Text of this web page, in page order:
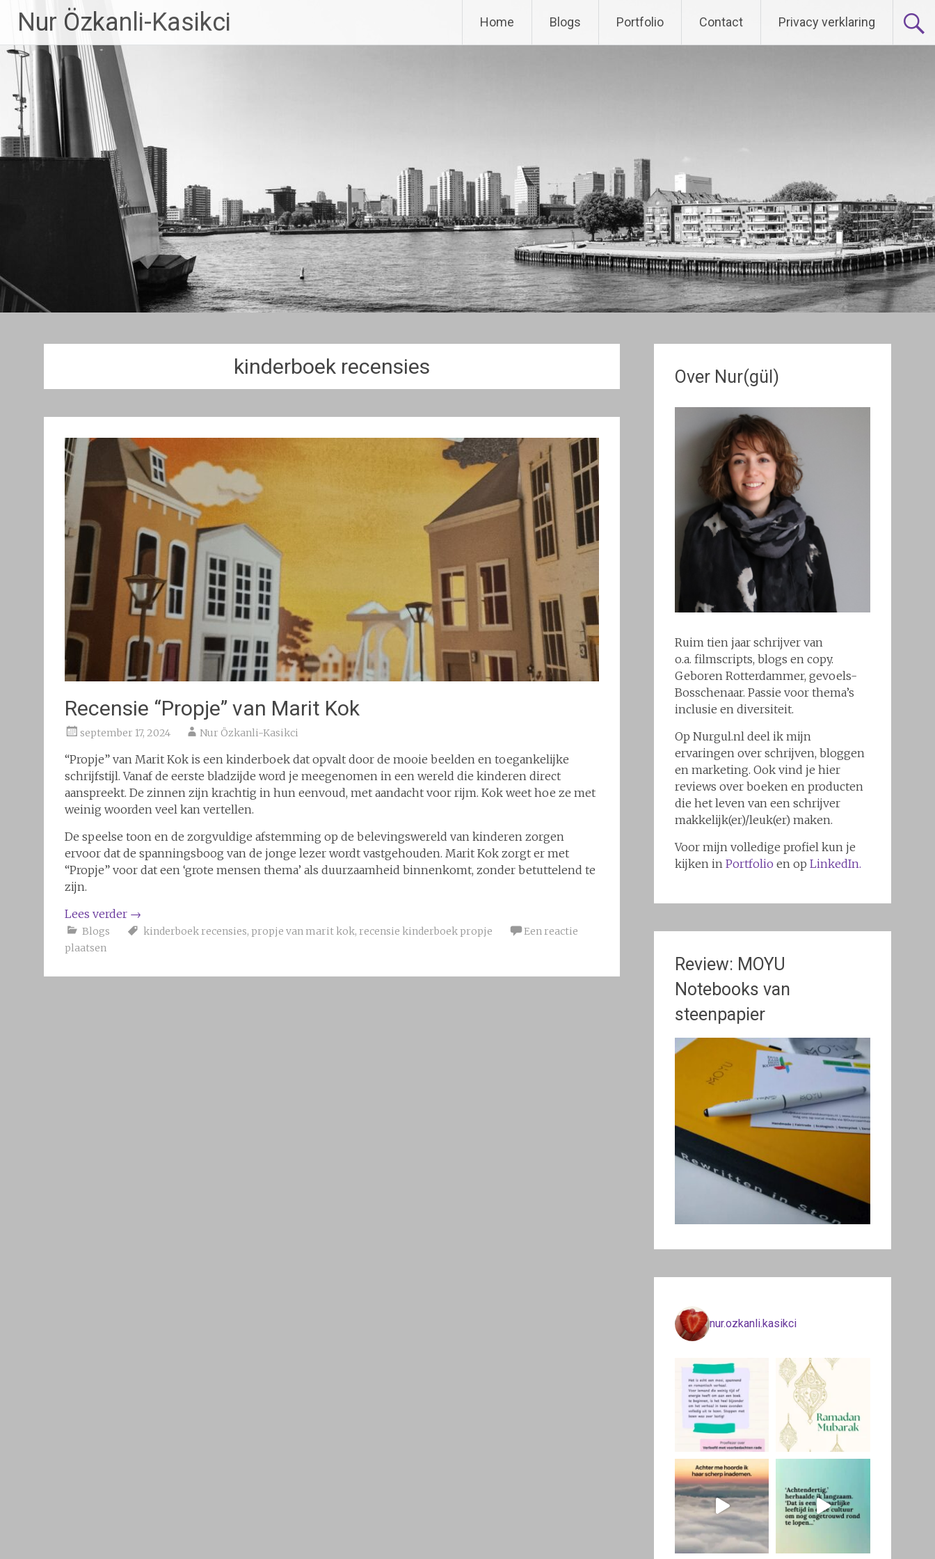
de
inhoud
Nur Özkanli-Kasikci Home Blogs Portfolio Contact Privacy verklaring
kinderboek recensies
Recensie “Propje” van Marit Kok
september 17, 2024 Nur Özkanli-Kasikci
“Propje” van Marit Kok is een kinderboek dat opvalt door de mooie beelden en toegankelijke
schrijfstijl. Vanaf de eerste bladzijde word je meegenomen in een wereld die kinderen direct
aanspreekt. De zinnen zijn krachtig in hun eenvoud, met aandacht voor rijm. Kok weet hoe ze met
weinig woorden veel kan vertellen.
De speelse toon en de zorgvuldige afstemming op de belevingswereld van kinderen zorgen
ervoor dat de spanningsboog van de jonge lezer wordt vastgehouden. Marit Kok zorgt er met
“Propje” voor dat een ‘grote mensen thema’ als duurzaamheid binnenkomt, zonder betuttelend te
zijn.
Lees verder →
Blogs kinderboek recensies, propje van marit kok, recensie kinderboek propje
Een reactie
plaatsen
Over Nur(gül)
Ruim tien jaar schrijver van
o.a. filmscripts, blogs en copy.
Geboren Rotterdammer, gevoels-
Bosschenaar. Passie voor thema’s
inclusie en diversiteit.
Op Nurgul.nl deel ik mijn
ervaringen over schrijven, bloggen
en marketing. Ook vind je hier
reviews over boeken en producten
die het leven van een schrijver
makkelijk(er)/leuk(er) maken.
Voor mijn volledige profiel kun je
kijken in Portfolio en op LinkedIn.
Review: MOYU
Notebooks van
steenpapier
nur.ozkanli.kasikci